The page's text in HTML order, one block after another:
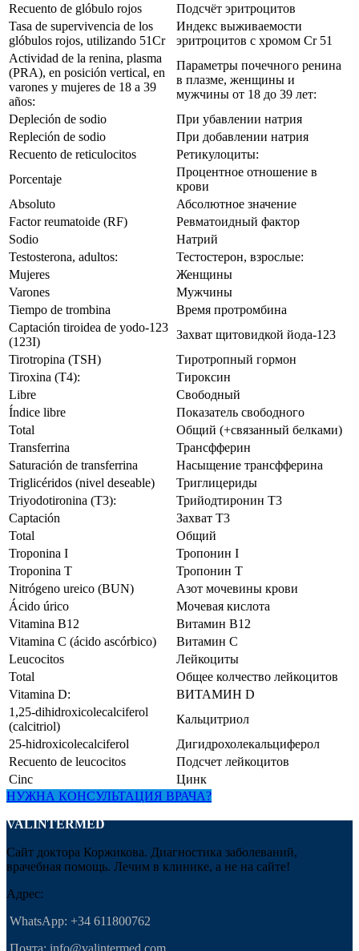
Recuento de glóbulo rojos
Подсчёт эритроцитов
Tasa de supervivencia de los
glóbulos rojos, utilizando 51Cr
Индекс выживаемости
эритроцитов с хромом Cr 51
Actividad de la renina, plasma
(PRA), en posición vertical, en
varones y mujeres de 18 a 39
años:
Параметры почечного ренина
в плазме, женщины и
мужчины от 18 до 39 лет:
Depleción de sodio
При убавлении натрия
Repleción de sodio
При добавлении натрия
Recuento de reticulocitos
Ретикулоциты:
Porcentaje
Процентное отношение в
крови
Absoluto
Абсолютное значение
Factor reumatoide (RF)
Ревматоидный фактор
Sodio
Натрий
Testosterona, adultos:
Тестостерон, взрослые:
Mujeres
Женщины
Varones
Мужчины
Tiempo de trombina
Время протромбина
Captación tiroidea de yodo-123
(123I)
Захват щитовидкой йода-123
Tirotropina (TSH)
Тиротропный гормон
Tiroxina (T4):
Тироксин
Libre
Свободный
Índice libre
Показатель свободного
Total
Общий (+связанный белками)
Transferrina
Трансфферин
Saturación de transferrina
Насыщение трансфферина
Triglicéridos (nivel deseable)
Триглицериды
Triyodotironina (T3):
Трийодтиронин Т3
Captación
Захват Т3
Total
Общий
Troponina I
Тропонин I
Troponina T
Тропонин Т
Nitrógeno ureico (BUN)
Азот мочевины крови
Ácido úrico
Мочевая кислота
Vitamina B12
Витамин В12
Vitamina C (ácido ascórbico)
Витамин С
Leucocitos
Лейкоциты
Total
Общее колчество лейкоцитов
Vitamina D:
ВИТАМИН D
1,25-dihidroxicolecalciferol
(calcitriol)
Кальцитриол
25-hidroxicolecalciferol
Дигидрохолекальциферол
Recuento de leucocitos
Подсчет лейкоцитов
Cinc
Цинк
НУЖНА КОНСУЛЬТАЦИЯ ВРАЧА?
VALINTERMED
Сайт доктора Коржикова. Диагностика заболеваний,
врачебная помощь. Лечим в клинике, а не на сайте!
Адрес:
WhatsApp: +34 611800762
Почта: info@valintermed.com